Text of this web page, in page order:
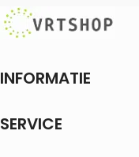
INFORMATIE
SERVICE